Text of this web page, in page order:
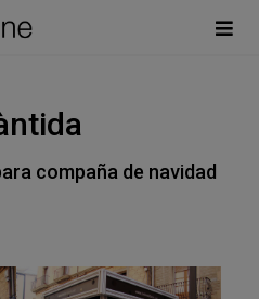
compaña de navidad